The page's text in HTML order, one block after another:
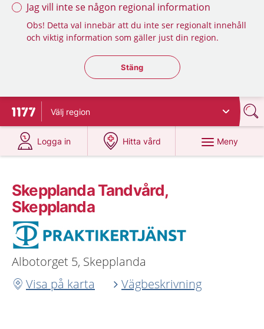
Jag vill inte se någon regional information
Obs! Detta val innebär att du inte ser regionalt innehåll
och viktig information som gäller just din region.
Stäng regionsväljaren
Stäng
Till startsidan för 1177
Välj region
Logga in
på 1177.se
Hitta vård
på 1177.se
Meny
Skepplanda Tandvård,
Skepplanda
Albotorget 5, Skepplanda
Visa på karta
Vägbeskrivning